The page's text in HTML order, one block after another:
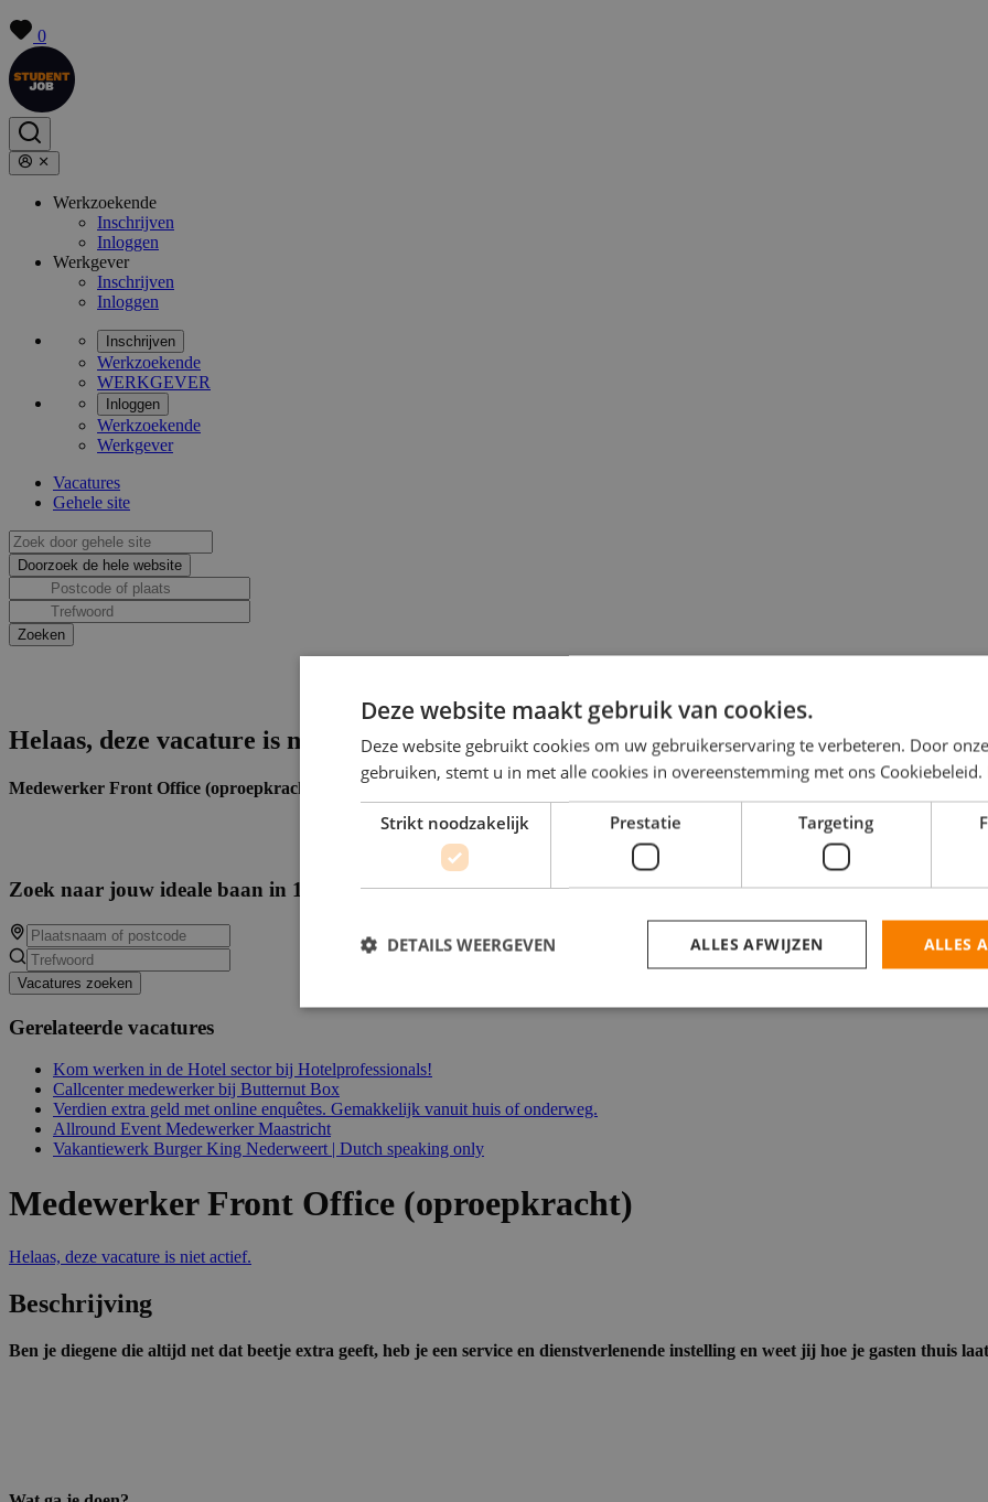
0
Werkzoekende
Inschrijven
Inloggen
Werkgever
Inschrijven
Inloggen
Inschrijven
Werkzoekende
WERKGEVER
Inloggen
Werkzoekende
Werkgever
Vacatures
Gehele site
Helaas, deze vacature is niet actief.
Medewerker Front Office (oproepkracht)
Zoek naar jouw ideale baan in 14315 beschikbare vacatures
Vacatures zoeken
Gerelateerde vacatures
Kom werken in de Hotel sector bij Hotelprofessionals!
Callcenter medewerker bij Butternut Box
Verdien extra geld met online enquêtes. Gemakkelijk vanuit huis of onderweg.
Allround Event Medewerker Maastricht
Vakantiewerk Burger King Nederweert | Dutch speaking only
Medewerker Front Office (oproepkracht)
Helaas, deze vacature is niet actief.
Beschrijving
Ben je diegene die altijd net dat beetje extra geeft, heb je een service en dienstverlenende instelling en weet jij hoe je gasten thuis
Deze website maakt gebruik van cookies.
Deze website gebruikt cookies om uw gebruikerservaring te verbeteren. Door
gebruiken, stemt u in met alle cookies in overeenstemming met ons Cookiebeleid.
Strikt noodzakelijk Prestatie Targeting
ALLES
ALLES AFWIJZEN
DETAILS WEERGEVEN